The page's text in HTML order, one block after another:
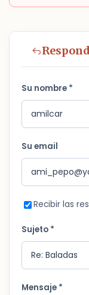
Su nombre *
Su email
Recibir las
Sujeto *
Mensaje *